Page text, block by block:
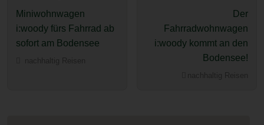
Miniwohnwagen
i:woody fürs Fahrrad ab
sofort am Bodensee
Der
Fahrradwohnwagen
i:woody kommt an den
Bodensee!